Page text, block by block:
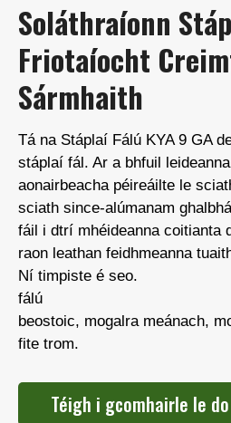
Soláthraíonn
Friotaíocht
Sármhaith
Tá na Stáplaí Fálú KYA 9 GA
stáplaí fál. Ar a bhfuil
aonairbeacha péireáilte le
sciath since-alúmanam
fáil i dtrí mhéideanna coitianta
raon leathan feidhmeanna
Ní timpiste é seo.
fálú
beostoic, mogalra meánach,
fite trom.
Téigh i gcomhairle le